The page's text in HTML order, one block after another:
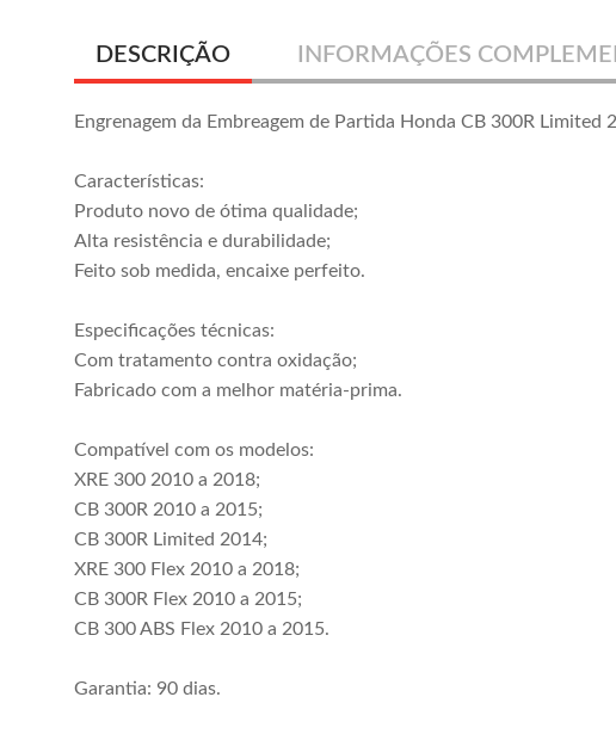
DESCRIÇÃO INFORMAÇÕES
Engrenagem da Embreagem de Partida Honda CB 300R Limited
Características:
Produto novo de ótima qualidade;
Alta resistência e durabilidade;
Feito sob medida, encaixe perfeito.
Especificações técnicas:
Com tratamento contra oxidação;
Fabricado com a melhor matéria-prima.
Compatível com os modelos:
XRE 300 2010 a 2018;
CB 300R 2010 a 2015;
CB 300R Limited 2014;
XRE 300 Flex 2010 a 2018;
CB 300R Flex 2010 a 2015;
CB 300 ABS Flex 2010 a 2015.
Garantia: 90 dias.